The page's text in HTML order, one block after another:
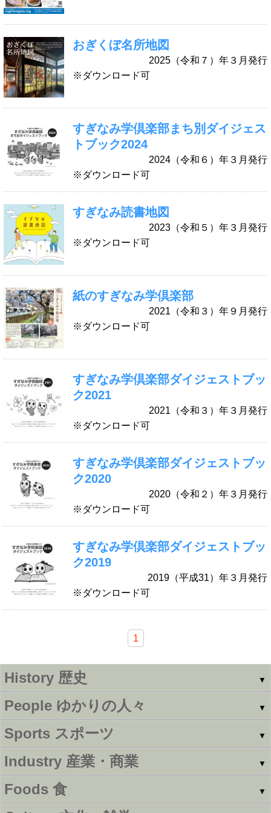
おぎくぼ名所地図
2025（令和７）年３月発行
※ダウンロード可
すぎなみ学倶楽部まち別ダイジェス
トブック2024
2024（令和６）年３月発行
※ダウンロード可
すぎなみ読書地図
2023（令和５）年３月発行
※ダウンロード可
紙のすぎなみ学倶楽部
2021（令和３）年９月発行
※ダウンロード可
すぎなみ学倶楽部ダイジェストブッ
ク2021
2021（令和３）年３月発行
※ダウンロード可
すぎなみ学倶楽部ダイジェストブッ
ク2020
2020（令和２）年３月発行
※ダウンロード可
すぎなみ学倶楽部ダイジェストブッ
ク2019
2019（平成31）年３月発行
※ダウンロード可
1
History 歴史 ▼
People ゆかりの人々 ▼
Sports スポーツ ▼
Industry 産業・商業 ▼
Foods 食 ▼